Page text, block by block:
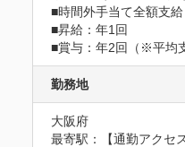
■時間外手当て全額支
■昇給：年1回
■賞与：年2回（※平均
勤務地
大阪府
最寄駅：【通勤アクセス